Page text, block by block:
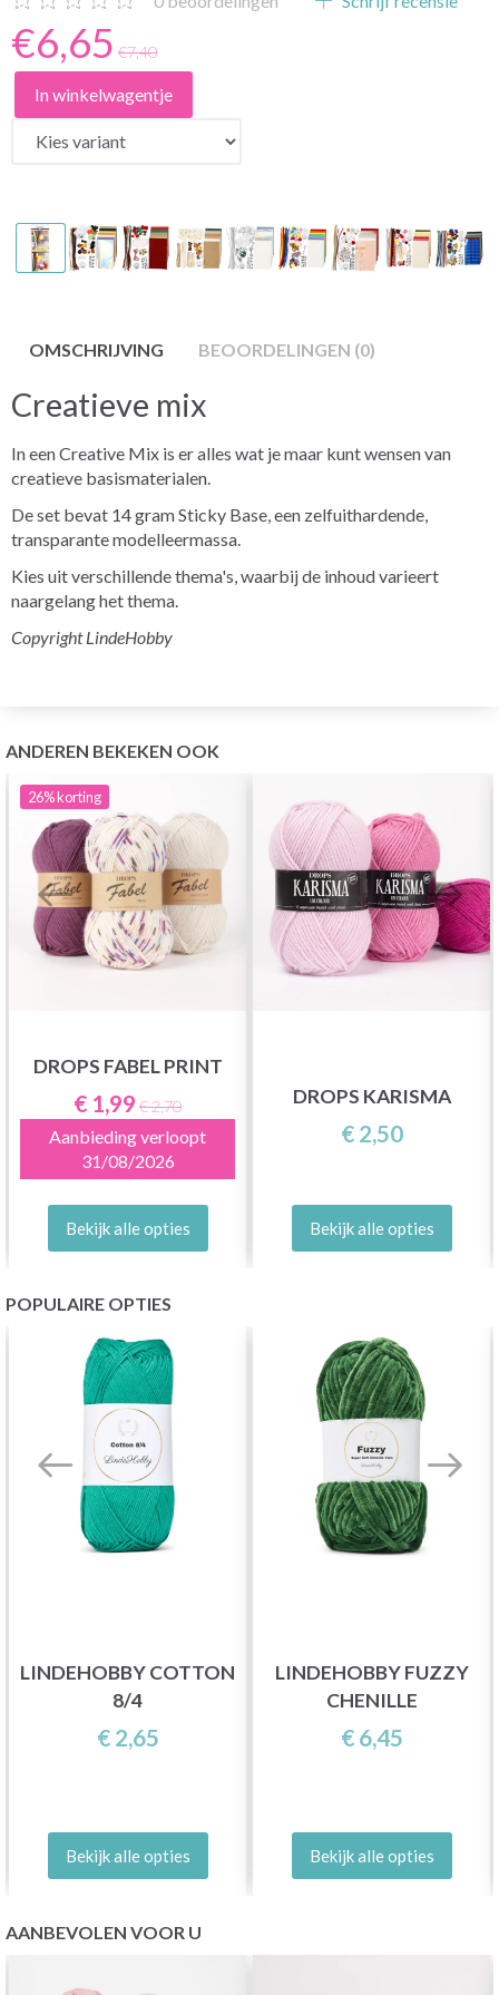
€6,65 €7,40
In winkelwagentje
OMSCHRIJVING BEOORDELINGEN (0)
Creatieve mix
In een Creative Mix is er alles wat je maar kunt wensen van
creatieve basismaterialen.
De set bevat 14 gram Sticky Base, een zelfuithardende,
transparante modelleermassa.
Kies uit verschillende thema's, waarbij de inhoud varieert
naargelang het thema.
Copyright LindeHobby
ANDEREN BEKEKEN OOK
26%korting
DROPS FABEL PRINT
€ 1,99 € 2,70
Aanbieding verloopt
31/08/2026
Bekijk alle opties
DROPS KARISMA
€ 2,50
Bekijk alle opties
POPULAIRE OPTIES
LINDEHOBBY COTTON
8/4
€ 2,65
Bekijk alle opties
LINDEHOBBY FUZZY
CHENILLE
€ 6,45
Bekijk alle opties
AANBEVOLEN VOOR U